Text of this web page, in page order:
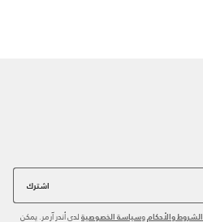
اشترك
الشروط والأحكام وسياسة الخصوصية لدى أندر آرمر. يمكن